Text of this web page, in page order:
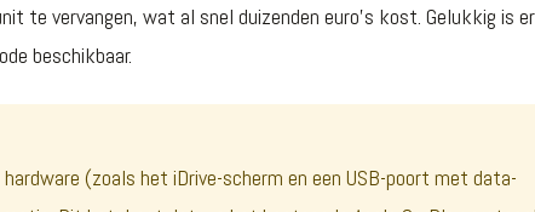
te vervangen, wat al snel duizenden euro's kost. Gelukkig is
beschikbaar.
(zoals het iDrive-scherm en een USB-poort met data-